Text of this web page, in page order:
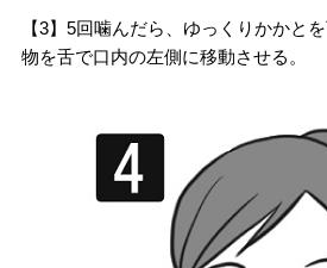
【3】5回噛んだら、ゆっくりかかと
物を舌で口内の左側に移動させる。